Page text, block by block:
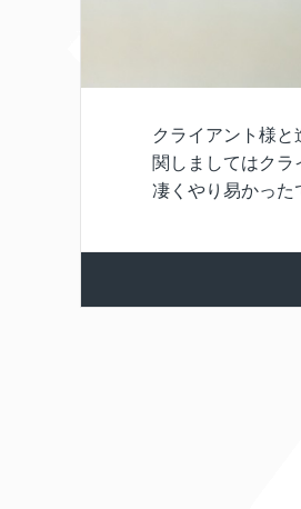
クライアント様
関しましてはク
凄くやり易かっ